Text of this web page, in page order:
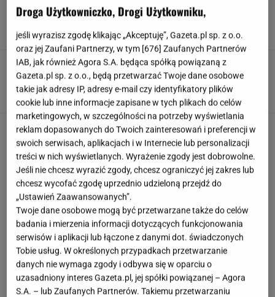
ignorować
Trudno uwierzyć w to, co zrobił Hurkacz w
Montrealu. Miał już piłki meczowe
Droga Użytkowniczko, Drogi Użytkowniku,
jeśli wyrazisz zgodę klikając „Akceptuję”, Gazeta.pl sp. z o.o.
oraz jej Zaufani Partnerzy, w tym [676] Zaufanych Partnerów
IAB, jak również Agora S.A. będąca spółką powiązaną z
Gazeta.pl sp. z o.o., będą przetwarzać Twoje dane osobowe
takie jak adresy IP, adresy e-mail czy identyfikatory plików
cookie lub inne informacje zapisane w tych plikach do celów
marketingowych, w szczególności na potrzeby wyświetlania
reklam dopasowanych do Twoich zainteresowań i preferencji w
swoich serwisach, aplikacjach i w Internecie lub personalizacji
treści w nich wyświetlanych. Wyrażenie zgody jest dobrowolne.
Jeśli nie chcesz wyrazić zgody, chcesz ograniczyć jej zakres lub
chcesz wycofać zgodę uprzednio udzieloną przejdź do
„Ustawień Zaawansowanych”.
Twoje dane osobowe mogą być przetwarzane także do celów
badania i mierzenia informacji dotyczących funkcjonowania
serwisów i aplikacji lub łączone z danymi dot. świadczonych
Tobie usług. W określonych przypadkach przetwarzanie
danych nie wymaga zgody i odbywa się w oparciu o
uzasadniony interes Gazeta.pl, jej spółki powiązanej – Agora
S.A. – lub Zaufanych Partnerów. Takiemu przetwarzaniu